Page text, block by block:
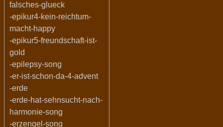
falsches-glueck
-epikur4-kein-reichtum-
macht-happy
-epikur5-freundschaft-ist-
gold
-epilepsy-song
-er-ist-schon-da-4-advent
-erde
-erde-hat-sehnsucht-nach-
harmonie-song
-erzengel-song